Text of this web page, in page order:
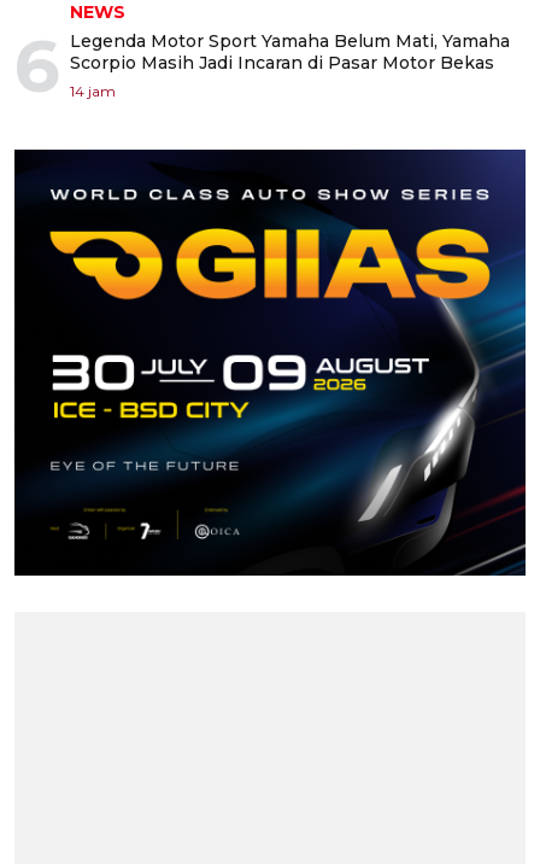
6
NEWS
Legenda Motor Sport Yamaha Belum Mati, Yamaha
Scorpio Masih Jadi Incaran di Pasar Motor Bekas
14 jam